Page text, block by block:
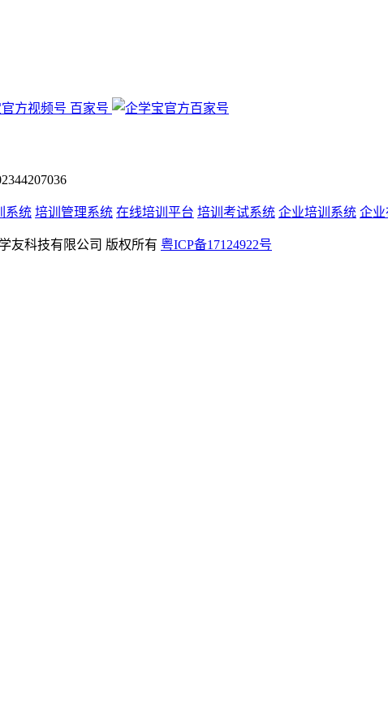
百家号
系统 培训管理系统 在线培训平台 培训考试系统 企业培训系统 企业
学友科技有限公司 版权所有 粤ICP备17124922号